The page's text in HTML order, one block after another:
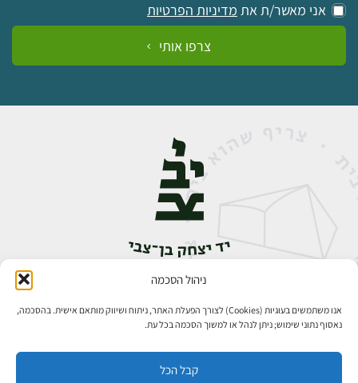
ניהול הסכמה
אנו משתמשים בעוגיות (Cookies) לצורך הפעלת האתר, ניתוח ושיווק מותאם אישית. בהסכמה,
נאסוף נתוני שימוש; ניתן לנהל או למשוך הסכמה בכל עת.
קבל הכל
אני מאשר/ת את מדיניות הפרטיות
צרפו אותי
אבן גבירול 14, רחביה, ירושלים